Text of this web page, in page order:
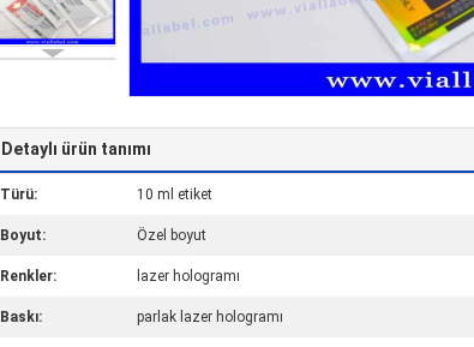
Detaylı ürün tanımı
Türü: 10 ml etiket
Boyut: Özel boyut
Renkler: lazer hologramı
Baskı: parlak lazer hologramı